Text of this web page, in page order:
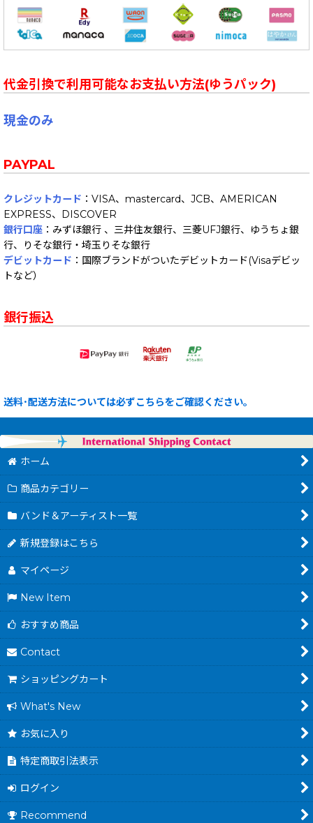
代金引換で利用可能なお支払い方法(ゆうパック)
現金のみ
PAYPAL
クレジットカード ：VISA、mastercard、JCB、AMERICAN
EXPRESS、DISCOVER
銀行口座 ：みずほ銀行 、三井住友銀行、三菱UFJ銀行、ゆうちょ銀
行、りそな銀行・埼玉りそな銀行
デビットカード ：国際ブランドがついたデビットカード(Visaデビッ
トなど）
銀行振込
送料･配送方法については必ずこちらをご確認ください。
ホーム
商品カテゴリー
バンド＆アーティスト一覧
新規登録はこちら
マイページ
New Item
おすすめ商品
Contact
ショッピングカート
What's New
お気に入り
特定商取引法表示
ログイン
Recommend